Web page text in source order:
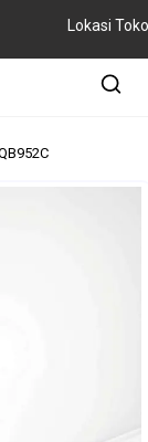
Lokasi Toko